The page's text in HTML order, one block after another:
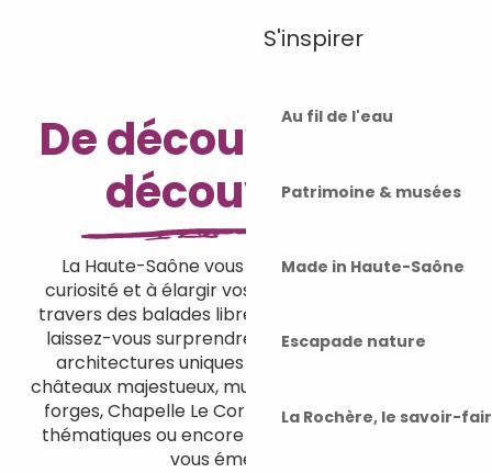
S'inspirer
Au fil de l'eau
Patrimoine & musées
Made in Haute-Saône
Escapade nature
La Rochère, le savoir-
De découvertes en
découvertes
La Haute-Saône vous invite à cultiver votre
curiosité et à élargir vos horizons. Que ce soit à
travers des balades libres ou des visites guidées,
laissez-vous surprendre par les histoires et les
architectures uniques de notre région. Entre
châteaux majestueux, musées passionnants, forts,
forges, Chapelle Le Corbusier, jardins, parcours
thématiques ou encore joyaux naturels, laissez-
vous émerveiller !